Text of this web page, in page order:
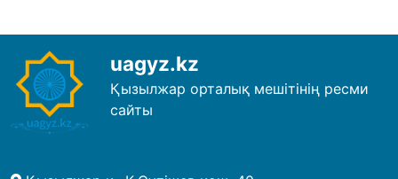
uagyz.kz
Қызылжар орталық мешітінің ресми
сайты